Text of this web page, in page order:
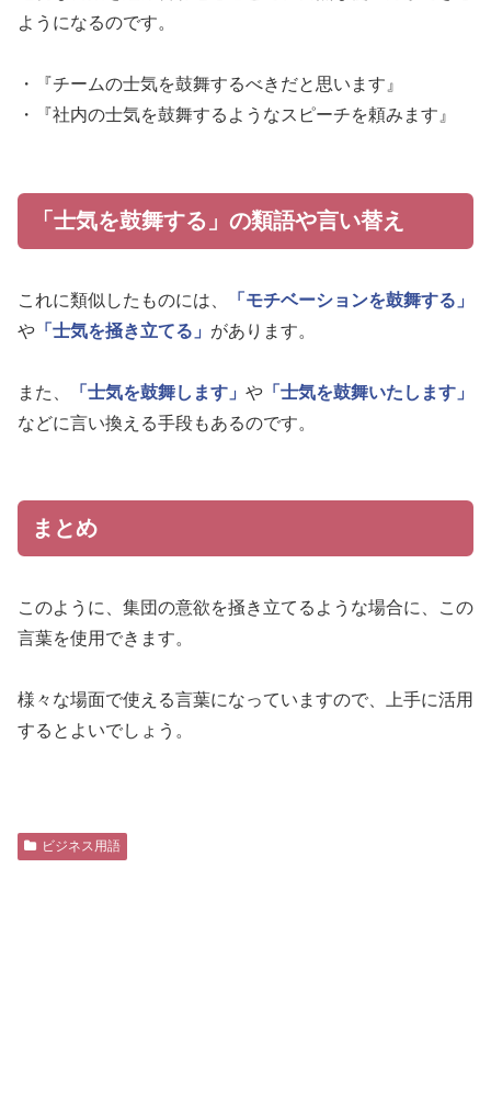
ようになるのです。
・『チームの士気を鼓舞するべきだと思います』
・『社内の士気を鼓舞するようなスピーチを頼みます』
「士気を鼓舞する」の類語や言い替え
これに類似したものには、
「モチベーションを鼓舞する」
や 「士気を掻き立てる」 があります。
また、 「士気を鼓舞します」 や 「士気を鼓舞いたします」
などに言い換える手段もあるのです。
まとめ
このように、集団の意欲を掻き立てるような場合に、この
言葉を使用できます。
様々な場面で使える言葉になっていますので、上手に活用
するとよいでしょう。
ビジネス用語